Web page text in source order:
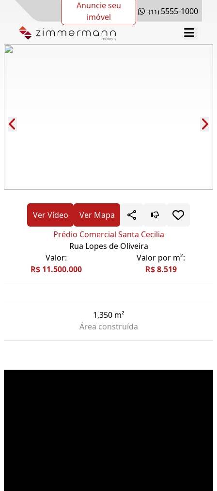
Anuncie seu
imóvel
(11) 5555-1000
Ver Vídeo
Ver Mapa
Prédio Comercial Santa Cecilia
Rua Lopes de Oliveira
Valor:
R$ 11.500.000
Valor por m²:
R$ 8.519
1,350 m²
Área construída